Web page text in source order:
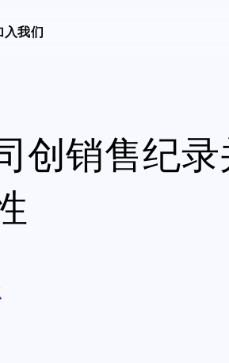
入我们
创销售纪